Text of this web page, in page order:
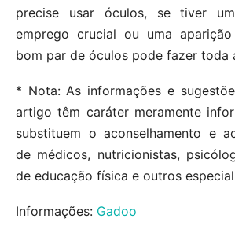
precise usar óculos, se tiver
emprego crucial ou uma
bom par de óculos pode fazer toda
* Nota: As informações e
artigo têm caráter meramente
substituem o aconselhamento e
de médicos, nutricionistas,
de educação física e outros
Informações: Gadoo